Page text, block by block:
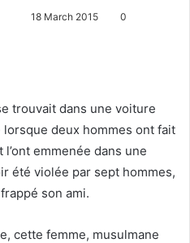
w
n
X
n
e
m
a
i
18 March 2015 0
trouvait dans une voiture
lorsque deux hommes ont fait
emmenée dans une
été violée par sept hommes,
son ami.
cette femme, musulmane